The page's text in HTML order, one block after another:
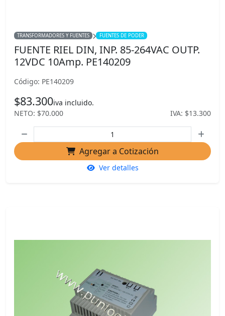
TRANSFORMADORES Y FUENTES FUENTES DE PODER
FUENTE RIEL DIN, INP. 85-264VAC OUTP.
12VDC 10Amp. PE140209
Código: PE140209
$83.300iva incluido.
NETO: $70.000
IVA: $13.300
Agregar a Cotización
Ver detalles